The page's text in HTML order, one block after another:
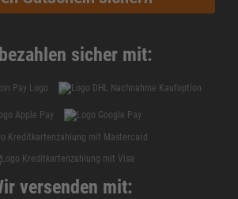
sicher mit:
versenden mit: